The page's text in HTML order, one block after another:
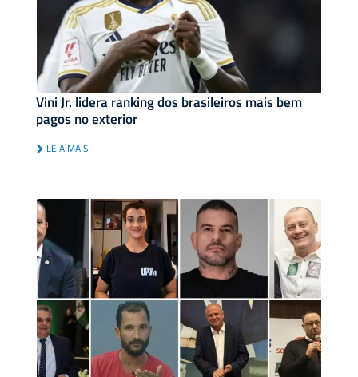
Vini Jr. lidera ranking dos brasileiros mais bem
pagos no exterior
LEIA MAIS